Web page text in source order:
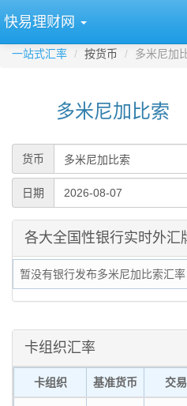
快易理财网
一站式汇率 按货币 多米尼加
多米尼加比索
货币
日期
各大全国性银行实时外汇
暂没有银行发布多米尼加比索汇率
卡组织汇率
卡组织 基准货币 交